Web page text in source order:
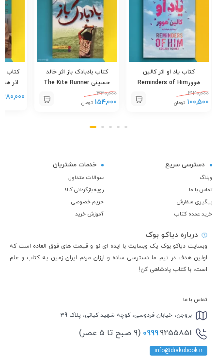
کتاب یاد او اثر کالین
هوورReminders of Him
320,000
100,500 تومان
کتاب بادبادک باز اثر خالد
حسینی The Kite Runner
440,000
154,000 تومان
کتاب
280,000
دسترسی سریع
وبلاگ
تماس با ما
پیگیری سفارش
خرید عمده کتاب
خدمات مشتریان
سوالات متداول
رویه بازگردانی کالا
حریم خصوصی
آموزش خرید
درباره دیاکو بوک
وبسایت دیاکو بوک یک وبسایت با ایده ای نو و قیمت های فوق العاده است که
اولین هدف در تیم ما دسترسی ساده و ارزان مردم ایران زمین به کتاب و علم
است، با کتاب پادشاهی کن!
تماس با ما
بروجن، خیابان فردوسی، کوچه شهید کیانی، پلاک 39
09999255851 (9 صبح تا 5 عصر)
info@diakobook.ir